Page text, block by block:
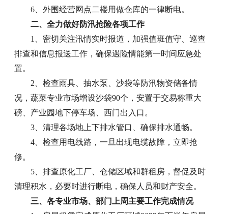
6、外围经营网点二楼用做仓库的一律断电。
二、全力做好防汛抢险各项工作
1、密切关注汛情实时报道，加强值班值守、巡查
排查和信息报送工作，确保遇险情能第一时间应急处
置。
2、检查雨具、抽水泵、沙袋等防汛物资储备情
况，蔬菜专业市场增设沙袋90个，安置于交易称重大
磅、产业园地下停车场、西门出入口。
3、清理各场地上下排水管口、确保排水通畅。
4、检查用电线路，一旦出现电缆故障，立即抢
修。
5、排查原化工厂、仓储区域和群租房，督促及时
清理积水，必要时进行断电，确保人员和财产安全。
三、各专业市场、部门上周主要工作完成情况